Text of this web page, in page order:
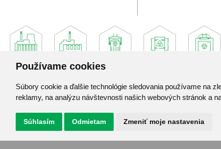
Používame cookies
Súbory cookie a ďalšie technológie sledovania používame na
reklamy, na analýzu návštevnosti našich webových stránok a
Súhlasím Odmietam Zmeniť moje nastavenia
Jadrová a vyraďovacia spoločnosť, a. s.
919 30 Jaslovské Bohunice